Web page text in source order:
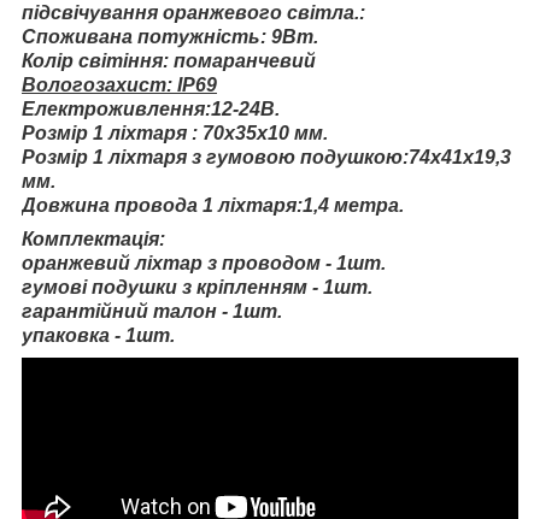
підсвічування оранжевого світла.:
Споживана потужність: 9Вт.
Колір світіння: помаранчевий
Вологозахист: IP69
Електроживлення:12-24В.
Розмір 1 ліхтаря : 70х35х10 мм.
Розмір 1 ліхтаря з гумовою подушкою:74х41х19,3
мм.
Довжина провода 1 ліхтаря:1,4 метра.
Комплектація:
оранжевий ліхтар з проводом - 1шт.
гумові подушки з кріпленням - 1шт.
гарантійний талон - 1шт.
упаковка - 1шт.